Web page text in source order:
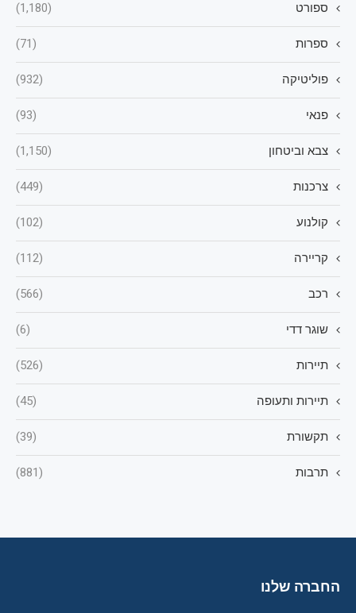
ספורט (1,180)
ספרות (71)
פוליטיקה (932)
פנאי (93)
צבא וביטחון (1,150)
צרכנות (449)
קולנוע (102)
קריירה (112)
רכב (566)
שוגר דדי (6)
תיירות (526)
תיירות ותעופה (45)
תקשורת (39)
תרבות (881)
החברה שלנו